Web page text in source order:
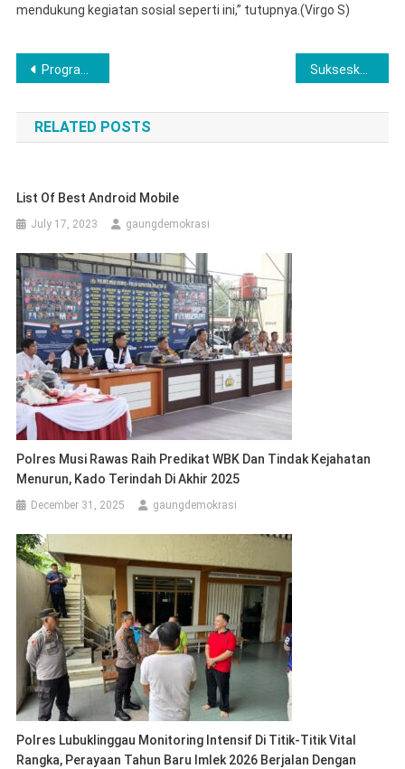
mendukung kegiatan sosial seperti ini,” tutupnya.(Virgo S)
Post
navigation
Program UHC Karawang Dapat Apresiasi Menteri Sukseskan Ketahanan Pangan dan Tingkatkan Citra Polri, Kapolres Musi Rawas Beri Penghargaan Puluhan Personel dan Penyuluh Pertanian
RELATED POSTS
List Of Best Android Mobile
July 17, 2023 gaungdemokrasi
Polres Musi Rawas Raih Predikat WBK Dan Tindak Kejahatan
Menurun, Kado Terindah Di Akhir 2025
December 31, 2025 gaungdemokrasi
Polres Lubuklinggau Monitoring Intensif Di Titik-Titik Vital
Rangka, Perayaan Tahun Baru Imlek 2026 Berjalan Dengan